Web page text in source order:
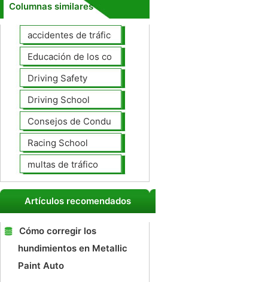
Columnas similares
accidentes de tráfico
Educación de los conductores
Driving Safety
Driving School
Consejos de Conducción
Racing School
multas de tráfico
Artículos recomendados
Cómo corregir los
hundimientos en Metallic
Paint Auto